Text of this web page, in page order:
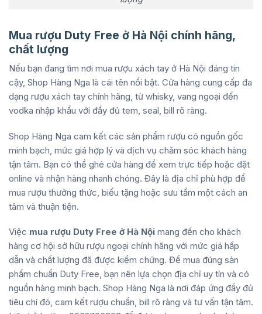
Mua rượu Duty Free ở Hà Nội chính hãng,
chất lượng
Nếu bạn đang tìm nơi mua rượu xách tay ở Hà Nội đáng tin
cậy, Shop Hàng Nga là cái tên nổi bật. Cửa hàng cung cấp đa
dạng rượu xách tay chính hãng, từ whisky, vang ngoại đến
vodka nhập khẩu với đầy đủ tem, seal, bill rõ ràng.
Shop Hàng Nga cam kết các sản phẩm rượu có nguồn gốc
minh bạch, mức giá hợp lý và dịch vụ chăm sóc khách hàng
tận tâm. Bạn có thể ghé cửa hàng để xem trực tiếp hoặc đặt
online và nhận hàng nhanh chóng. Đây là địa chỉ phù hợp để
mua rượu thưởng thức, biếu tặng hoặc sưu tầm một cách an
tâm và thuận tiện.
Việc mua rượu Duty Free ở Hà Nội mang đến cho khách
hàng cơ hội sở hữu rượu ngoại chính hãng với mức giá hấp
dẫn và chất lượng đã được kiểm chứng. Để mua đúng sản
phẩm chuẩn Duty Free, bạn nên lựa chọn địa chỉ uy tín và có
nguồn hàng minh bạch. Shop Hàng Nga là nơi đáp ứng đầy đủ
tiêu chí đó, cam kết rượu chuẩn, bill rõ ràng và tư vấn tận tâm.